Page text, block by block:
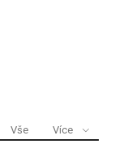
Vše Více